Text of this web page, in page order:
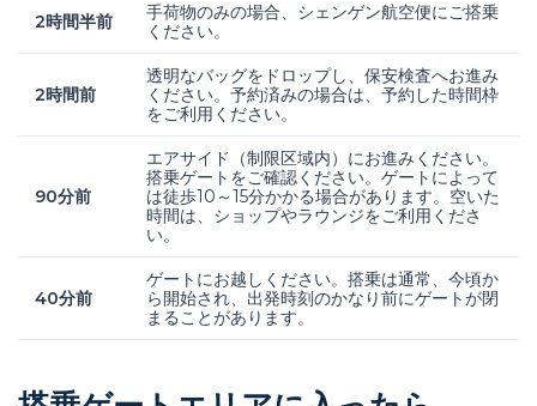
2時間半前
手荷物のみの場合、シェンゲン航空便にご搭乗
ください。
2時間前
透明なバッグをドロップし、保安検査へお進み
ください。予約済みの場合は、予約した時間枠
をご利用ください。
90分前
エアサイド（制限区域内）にお進みください。
搭乗ゲートをご確認ください。ゲートによって
は徒歩10～15分かかる場合があります。空いた
時間は、ショップやラウンジをご利用くださ
い。
40分前
ゲートにお越しください。搭乗は通常、今頃か
ら開始され、出発時刻のかなり前にゲートが閉
まることがあります。